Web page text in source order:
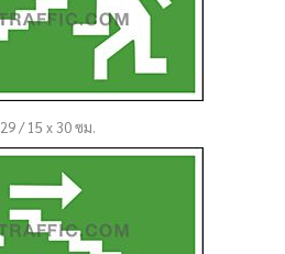
/ 15 x 30 ซม.